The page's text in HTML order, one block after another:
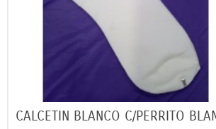
CALCETIN BLANCO C/PERRITO